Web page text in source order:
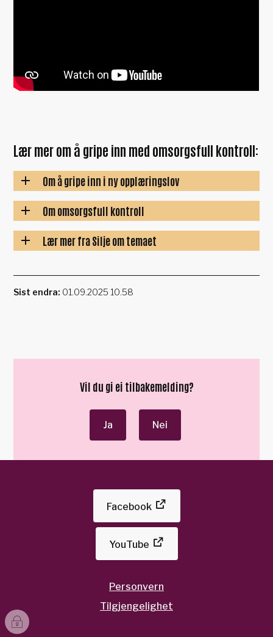
Lær mer om å gripe inn med omsorgsfull kontroll:
Om å gripe inn i ny opplæringslov
Om omsorgsfull kontroll
Lær mer fra Silje om temaet
Sist endra 01.09.2025 10.58
Vil du gi ei tilbakemelding?
Ja Nei
Facebook
YouTube
Personvern
Tilgjengelighet
I